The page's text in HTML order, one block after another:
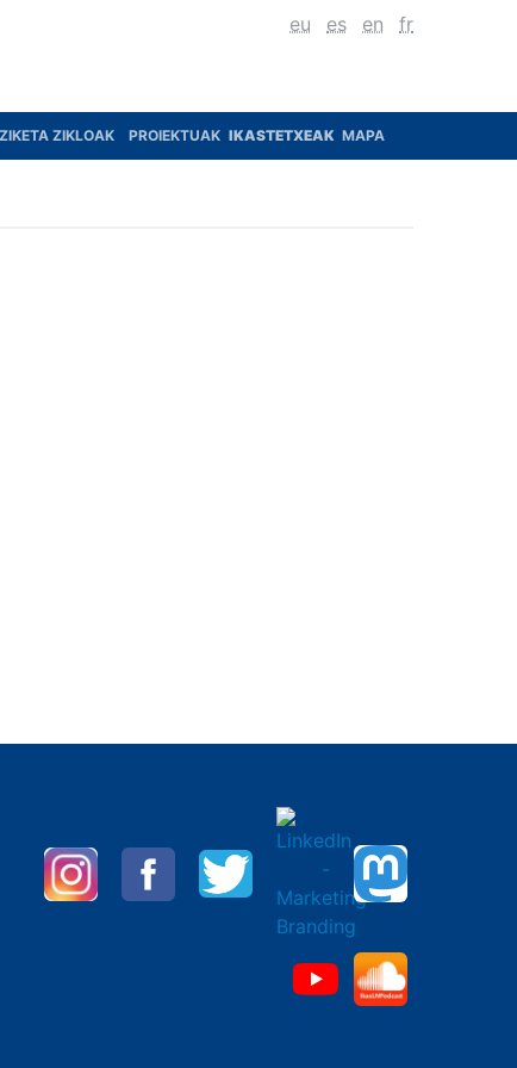
eu es en fr
ZIKLOAK PROIEKTUAK IKASTETXEAK MAPA